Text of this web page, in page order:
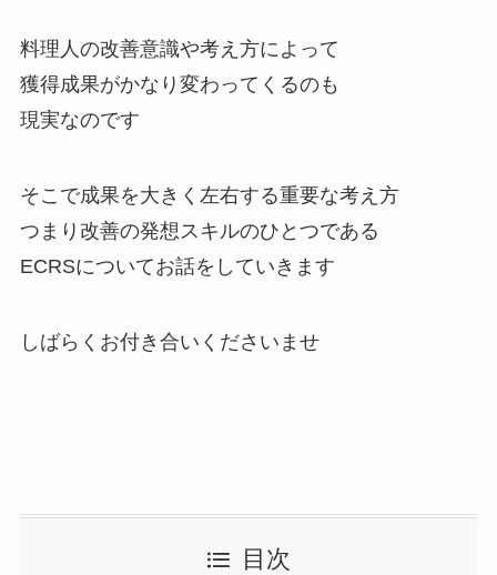
料理人の改善意識や考え方によって
獲得成果がかなり変わってくるのも
現実なのです
そこで成果を大きく左右する重要な考え方
つまり改善の発想スキルのひとつである
ECRSについてお話をしていきます
しばらくお付き合いくださいませ
目次